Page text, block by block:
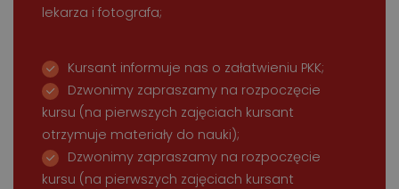
lekarza i fotografa;
Kursant informuje nas o załatwieniu PKK;
Dzwonimy zapraszamy na rozpoczęcie
kursu (na pierwszych zajęciach kursant
otrzymuje materiały do nauki);
Dzwonimy zapraszamy na rozpoczęcie
kursu (na pierwszych zajęciach kursant